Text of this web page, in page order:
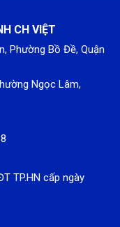
hạn chế ăn mòn,
cách nhiệt tốt, bề
luôn được như mới.
lớp cách nhiệt Low-
trong và bên ngoài
kiệm điện năng
CH VIỆT
Phường Bồ Đề, Quận
Ngọc Lâm,
TP.HN cấp ngày